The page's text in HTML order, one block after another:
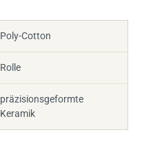
Poly-Cotton
Rolle
präzisionsgeformte
Keramik